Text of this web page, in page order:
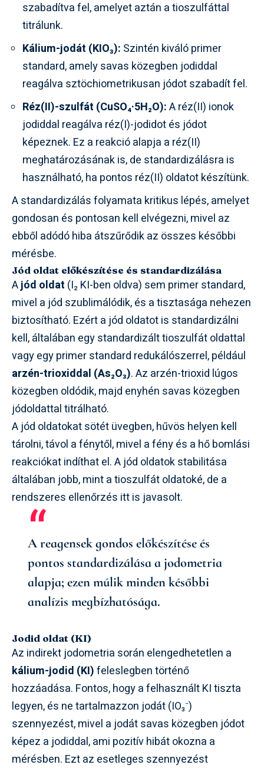
szabadítva fel, amelyet aztán a tioszulfáttal
titrálunk.
Kálium-jodát (KIO₃): Szintén kiváló primer
standard, amely savas közegben jodiddal
reagálva sztöchiometrikusan jódot szabadít fel.
Réz(II)-szulfát (CuSO₄·5H₂O):A réz(II) ionok
jodiddal reagálva réz(I)-jodidot és jódot
képeznek. Ez a reakció alapja a réz(II)
meghatározásának is, de standardizálásra is
használható, ha pontos réz(II) oldatot készítünk.
A standardizálás folyamata kritikus lépés, amelyet
gondosan és pontosan kell elvégezni, mivel az
ebből adódó hiba átszűrődik az összes későbbi
mérésbe.
Jód oldat előkészítése és standardizálása
Ajód oldat (I₂ KI-ben oldva) sem primer standard,
mivel a jód szublimálódik, és a tisztasága nehezen
biztosítható. Ezért a jód oldatot is standardizálni
kell, általában egy standardizált tioszulfát oldattal
vagy egy primer standard redukálószerrel, például
arzén-trioxiddal (As₂O₃). Az arzén-trioxid lúgos
közegben oldódik, majd enyhén savas közegben
jódoldattal titrálható.
A jód oldatokat sötét üvegben, hűvös helyen kell
tárolni, távol a fénytől, mivel a fény és a hő bomlási
reakciókat indíthat el. A jód oldatok stabilitása
általában jobb, mint a tioszulfát oldatoké, de a
rendszeres ellenőrzés itt is javasolt.
A reagensek gondos előkészítése és
pontos standardizálása a jodometria
alapja; ezen múlik minden későbbi
analízis megbízhatósága.
Jodid oldat (KI)
Az indirekt jodometria során elengedhetetlen a
kálium-jodid (KI)feleslegben történő
hozzáadása. Fontos, hogy a felhasznált KI tiszta
legyen, és ne tartalmazzon jodát (IO₃⁻)
szennyezést, mivel a jodát savas közegben jódot
képez a jodiddal, ami pozitív hibát okozna a
mérésben. Ezt az esetleges szennyezést